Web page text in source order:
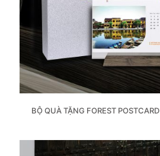
BỘ QUÀ TẶNG FOREST POSTCARD